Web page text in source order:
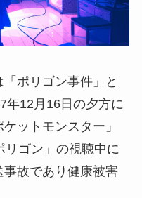
「ポリゴン事件」と
年12月16日の夕方に
ットモンスター」
リゴン」の視聴中に
故であり健康被害